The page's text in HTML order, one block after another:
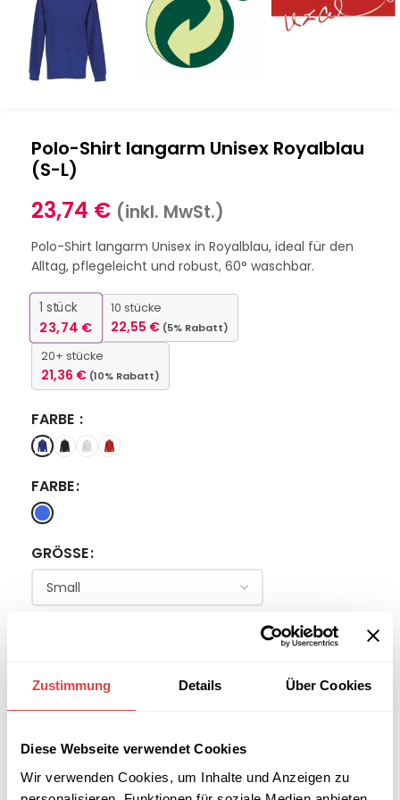
Zustimmung Details Über Cookies
Diese Webseite verwendet Cookies
Wir verwenden Cookies, um Inhalte und Anzeigen zu
Polo-Shirt langarm Unisex Royalblau
(S-L)
23,74 € (inkl. MwSt.)
Polo-Shirt langarm Unisex in Royalblau, ideal für den
Alltag, pflegeleicht und robust, 60° waschbar.
1 stück
23,74 €
10 stücke
22,55 € (5% Rabatt)
20+ stücke
21,36 € (10% Rabatt)
FARBE
FARBE
GRÖSSE
IN DEN WARENKORB
größeren
Stückzahlen?
B2B-Angebot
anfordern